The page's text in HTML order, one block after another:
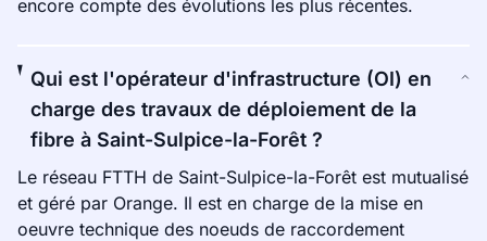
encore compte des évolutions les plus récentes.
Qui est l'opérateur d'infrastructure (OI) en
charge des travaux de déploiement de la
fibre à Saint-Sulpice-la-Forêt ?
Le réseau FTTH de Saint-Sulpice-la-Forêt est mutualisé
et géré par Orange. Il est en charge de la mise en
oeuvre technique des noeuds de raccordement